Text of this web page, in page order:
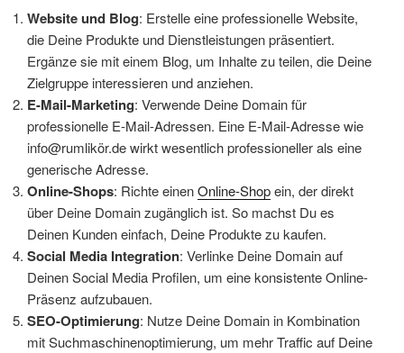
Website und Blog: Erstelle eine professionelle Website,
die Deine Produkte und Dienstleistungen präsentiert.
Ergänze sie mit einem Blog, um Inhalte zu teilen, die Deine
Zielgruppe interessieren und anziehen.
E-Mail-Marketing: Verwende Deine Domain für
professionelle E-Mail-Adressen. Eine E-Mail-Adresse wie
info@rumlikör.de wirkt wesentlich professioneller als eine
generische Adresse.
Online-Shops: Richte einenOnline-Shopein, der direkt
über Deine Domain zugänglich ist. So machst Du es
Deinen Kunden einfach, Deine Produkte zu kaufen.
Social Media Integration: Verlinke Deine Domain auf
Deinen Social Media Profilen, um eine konsistente Online-
Präsenz aufzubauen.
SEO-Optimierung: Nutze Deine Domain in Kombination
mit Suchmaschinenoptimierung, um mehr Traffic auf Deine